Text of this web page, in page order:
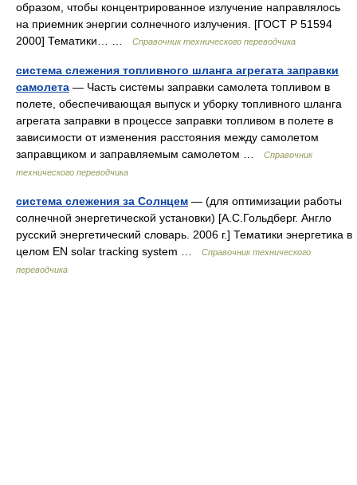
образом, чтобы концентрированное излучение направлялось
на приемник энергии солнечного излучения. [ГОСТ Р 51594
2000] Тематики… …
Справочник технического переводчика
система слежения топливного шланга агрегата заправки
самолета — Часть системы заправки самолета топливом в
полете, обеспечивающая выпуск и уборку топливного шланга
агрегата заправки в процессе заправки топливом в полете в
зависимости от изменения расстояния между самолетом
заправщиком и заправляемым самолетом …
Справочник
технического переводчика
система слежения за Солнцем — (для оптимизации работы
солнечной энергетической установки) [А.С.Гольдберг. Англо
русский энергетический словарь. 2006 г.] Тематики энергетика в
целом EN solar tracking system …
Справочник технического
переводчика